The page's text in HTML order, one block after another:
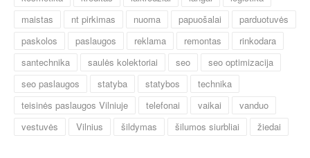
maistas
nt pirkimas nuoma papuošalai
parduotuvės
paskolos
paslaugos reklama remontas
rinkodara
santechnika
saulės kolektoriai seo
seo optimizacija
seo paslaugos
statyba statybos
technika
teisinės paslaugos Vilniuje
telefonai vaikai
vanduo
vestuvės
Vilnius šildymas šilumos siurbliai žiedai